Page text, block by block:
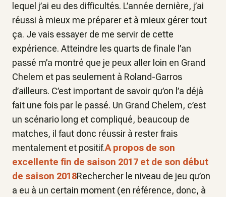
lequel j’ai eu des difficultés. L’année dernière, j’ai
réussi à mieux me préparer et à mieux gérer tout
ça. Je vais essayer de me servir de cette
expérience. Atteindre les quarts de finale l’an
passé m’a montré que je peux aller loin en Grand
Chelem et pas seulement à Roland-Garros
d’ailleurs. C’est important de savoir qu’on l’a déjà
fait une fois par le passé. Un Grand Chelem, c’est
un scénario long et compliqué, beaucoup de
matches, il faut donc réussir à rester frais
mentalement et positif.A propos de son
excellente fin de saison 2017 et de son début
de saison 2018Rechercher le niveau de jeu qu’on
a eu à un certain moment (en référence, donc, à